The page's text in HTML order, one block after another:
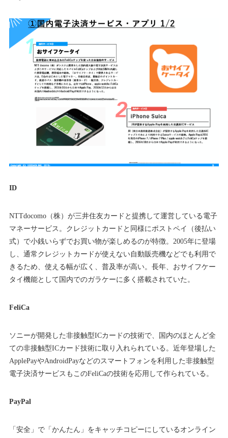
ID
NTTdocomo（株）が三井住友カードと提携して運営している電子
マネーサービス。クレジットカードと同様にポストペイ（後払い
式）で小銭いらずでお買い物が楽しめるのが特徴。2005年に登場
し、通常クレジットカードが使えない自動販売機などでも利用で
きるため、使える幅が広く、普及率が高い。長年、おサイフケー
タイ機能として国内でのガラケーに多く搭載されていた。
FeliCa
ソニーが開発した非接触型ICカードの技術で、国内のほとんど全
ての非接触型ICカード技術に取り入れられている。近年登場した
ApplePayやAndroidPayなどのスマートフォンを利用した非接触型
電子決済サービスもこのFeliCaの技術を応用して作られている。
PayPal
「安全」で「かんたん」をキャッチコピーにしているオンライン